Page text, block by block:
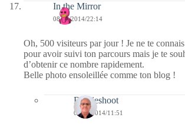
In the Mirror
08/10/2014/22:14
Oh, 500 visiteurs par jour ! Je ne te connais
pour avoir suivi ton parcours mais je te
d’obtenir ce nombre rapidement.
Belle photo ensoleillée comme ton blog !
Bernieshoot
09/10/2014/11:51